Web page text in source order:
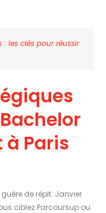
: les clés pour réussir
Paris
de répit. Janvier
ciblez Parcoursup ou